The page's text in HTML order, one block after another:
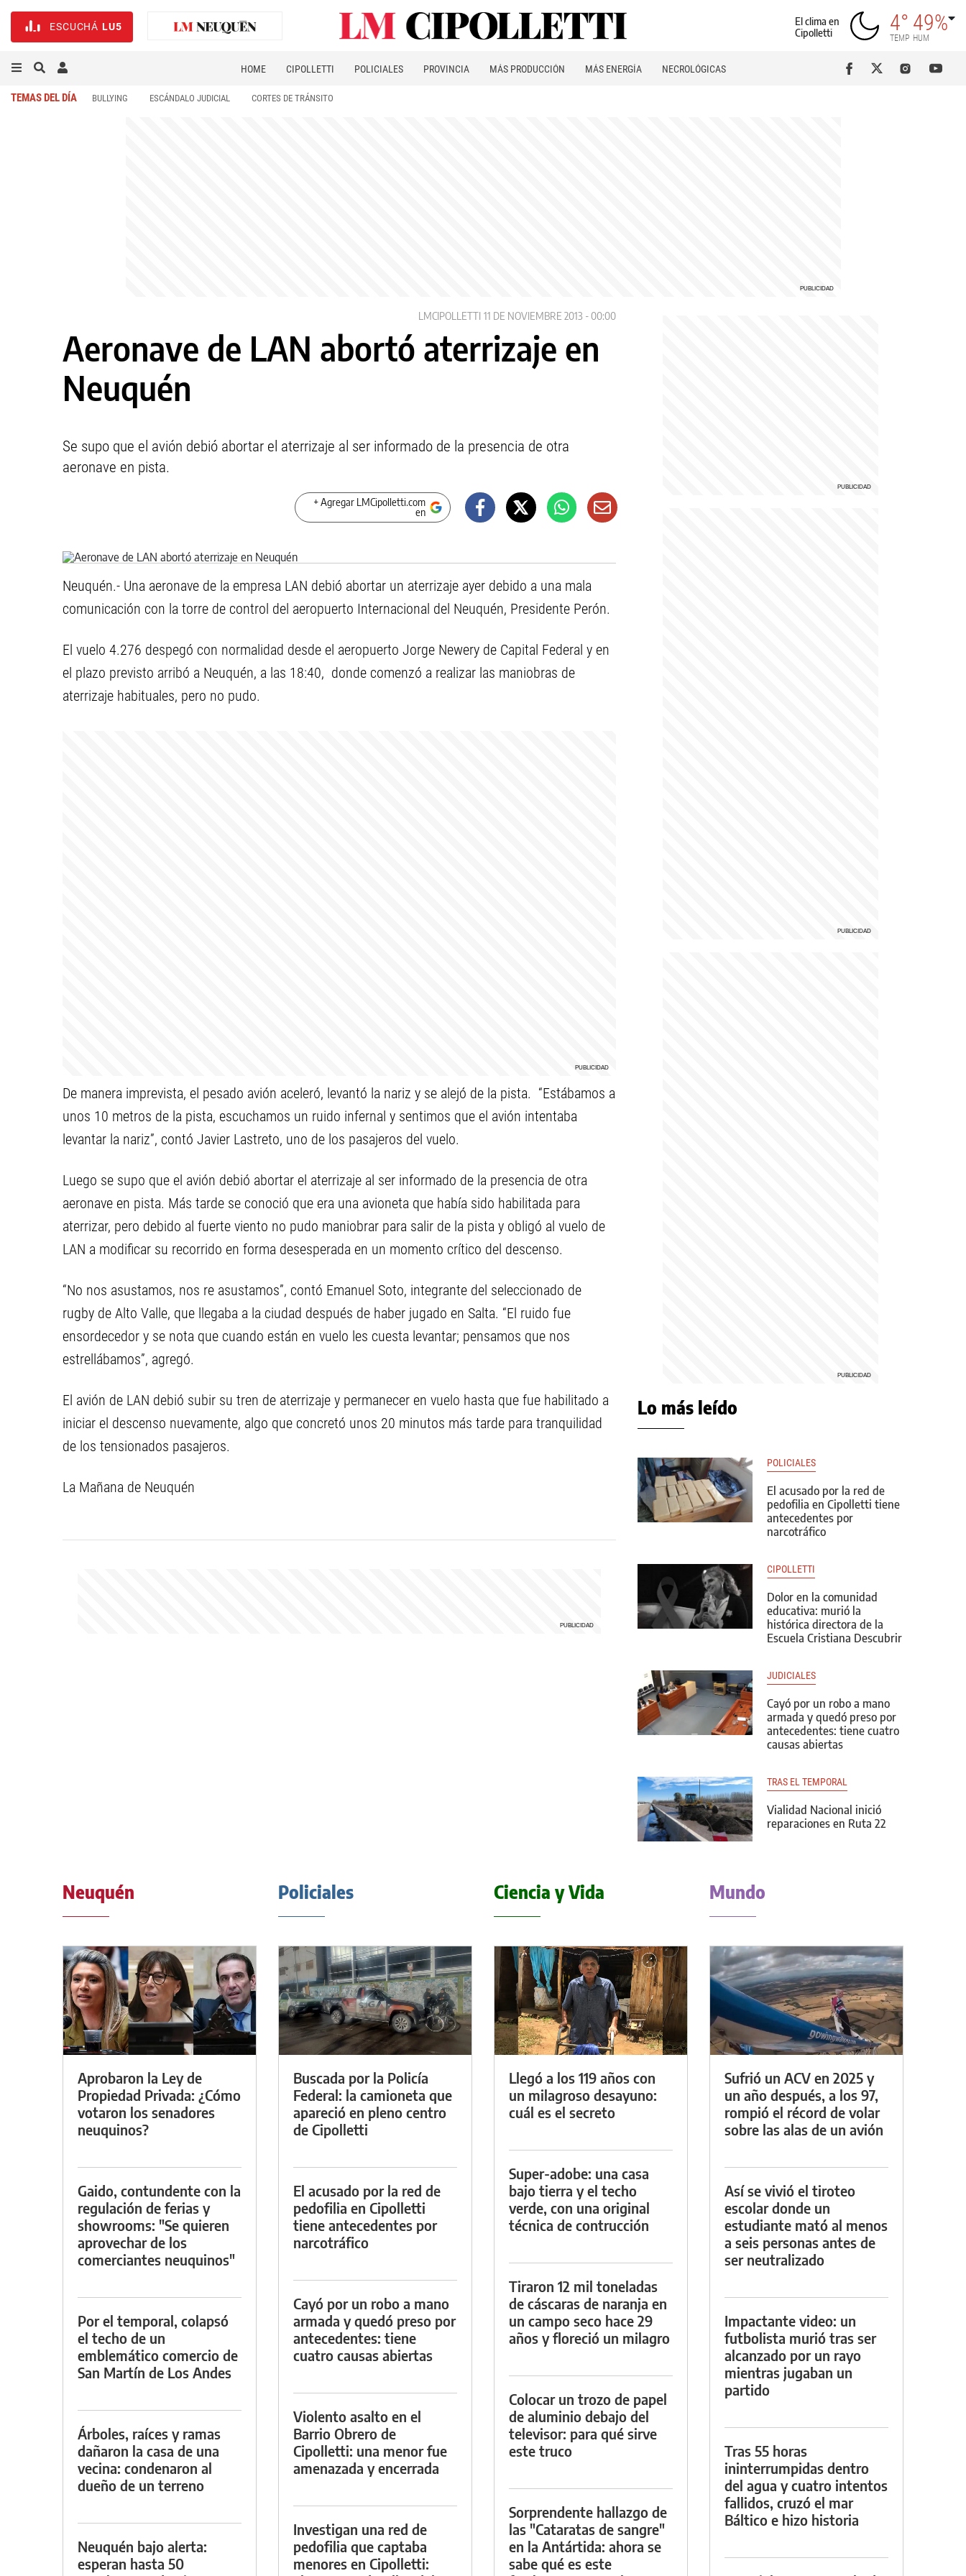
ESCUCHÁ LU5
El clima en
Cipolletti
4°
TEMP
49%
HUM
HOME CIPOLLETTI POLICIALES PROVINCIA MÁS PRODUCCIÓN MÁS ENERGÍA NECROLÓGICAS
TEMAS DEL DÍA BULLYING ESCÁNDALO JUDICIAL CORTES DE TRÁNSITO
LMCIPOLLETTI 11 DE NOVIEMBRE 2013 - 00:00
Aeronave de LAN abortó aterrizaje en
Neuquén
Se supo que el avión debió abortar el aterrizaje al ser informado de la presencia de otra
aeronave en pista.
+ Agregar LMCipolletti.com
en
Neuquén.- Una aeronave de la empresa LAN debió abortar un aterrizaje ayer debido a una mala
comunicación con la torre de control del aeropuerto Internacional del Neuquén, Presidente Perón.
El vuelo 4.276 despegó con normalidad desde el aeropuerto Jorge Newery de Capital Federal y en
el plazo previsto arribó a Neuquén, a las 18:40, donde comenzó a realizar las maniobras de
aterrizaje habituales, pero no pudo.
De manera imprevista, el pesado avión aceleró, levantó la nariz y se alejó de la pista. “Estábamos a
unos 10 metros de la pista, escuchamos un ruido infernal y sentimos que el avión intentaba
levantar la nariz”, contó Javier Lastreto, uno de los pasajeros del vuelo.
Luego se supo que el avión debió abortar el aterrizaje al ser informado de la presencia de otra
aeronave en pista. Más tarde se conoció que era una avioneta que había sido habilitada para
aterrizar, pero debido al fuerte viento no pudo maniobrar para salir de la pista y obligó al vuelo de
LAN a modificar su recorrido en forma desesperada en un momento crítico del descenso.
“No nos asustamos, nos re asustamos”, contó Emanuel Soto, integrante del seleccionado de
rugby de Alto Valle, que llegaba a la ciudad después de haber jugado en Salta. “El ruido fue
ensordecedor y se nota que cuando están en vuelo les cuesta levantar; pensamos que nos
estrellábamos”, agregó.
El avión de LAN debió subir su tren de aterrizaje y permanecer en vuelo hasta que fue habilitado a
iniciar el descenso nuevamente, algo que concretó unos 20 minutos más tarde para tranquilidad
de los tensionados pasajeros.
La Mañana de Neuquén
Lo más leído
POLICIALES
El acusado por la red de
pedofilia en Cipolletti tiene
antecedentes por
narcotráfico
CIPOLLETTI
Dolor en la comunidad
educativa: murió la
histórica directora de la
Escuela Cristiana Descubrir
JUDICIALES
Cayó por un robo a mano
armada y quedó preso por
antecedentes: tiene cuatro
causas abiertas
TRAS EL TEMPORAL
Vialidad Nacional inició
reparaciones en Ruta 22
Neuquén
Aprobaron la Ley de
Propiedad Privada: ¿Cómo
votaron los senadores
neuquinos?
Gaido, contundente con la
regulación de ferias y
showrooms: "Se quieren
aprovechar de los
comerciantes neuquinos"
Por el temporal, colapsó
el techo de un
emblemático comercio de
San Martín de Los Andes
Árboles, raíces y ramas
dañaron la casa de una
vecina: condenaron al
dueño de un terreno
Neuquén bajo alerta:
esperan hasta 50
Policiales
Buscada por la Policía
Federal: la camioneta que
apareció en pleno centro
de Cipolletti
El acusado por la red de
pedofilia en Cipolletti
tiene antecedentes por
narcotráfico
Cayó por un robo a mano
armada y quedó preso por
antecedentes: tiene
cuatro causas abiertas
Violento asalto en el
Barrio Obrero de
Cipolletti: una menor fue
amenazada y encerrada
Investigan una red de
pedofilia que captaba
menores en Cipolletti:
Ciencia y Vida
Llegó a los 119 años con
un milagroso desayuno:
cuál es el secreto
Super-adobe: una casa
bajo tierra y el techo
verde, con una original
técnica de contrucción
Tiraron 12 mil toneladas
de cáscaras de naranja en
un campo seco hace 29
años y floreció un milagro
Colocar un trozo de papel
de aluminio debajo del
televisor: para qué sirve
este truco
Sorprendente hallazgo de
las "Cataratas de sangre"
en la Antártida: ahora se
sabe qué es este
Mundo
Sufrió un ACV en 2025 y
un año después, a los 97,
rompió el récord de volar
sobre las alas de un avión
Así se vivió el tiroteo
escolar donde un
estudiante mató al menos
a seis personas antes de
ser neutralizado
Impactante video: un
futbolista murió tras ser
alcanzado por un rayo
mientras jugaban un
partido
Tras 55 horas
ininterrumpidas dentro
del agua y cuatro intentos
fallidos, cruzó el mar
Báltico e hizo historia